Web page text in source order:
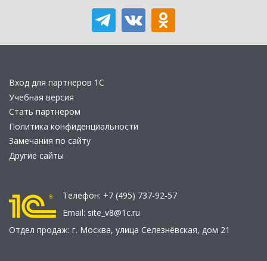
Вход для партнеров 1С
Учебная версия
Стать партнером
Политика конфиденциальности
Замечания по сайту
Другие сайты
Телефон: +7 (495) 737-92-57
Email: site_v8@1c.ru
Отдел продаж: г. Москва, улица Селезнёвская, дом 21